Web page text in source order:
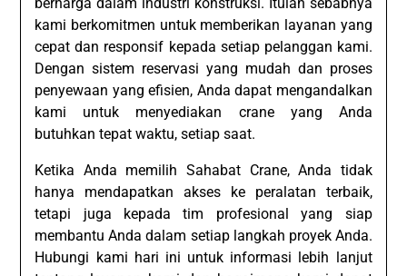
berharga dalam industri konstruksi. Itulah sebabnya
kami berkomitmen untuk memberikan layanan yang
cepat dan responsif kepada setiap pelanggan kami.
Dengan sistem reservasi yang mudah dan proses
penyewaan yang efisien, Anda dapat mengandalkan
kami untuk menyediakan crane yang Anda
butuhkan tepat waktu, setiap saat.
Ketika Anda memilih Sahabat Crane, Anda tidak
hanya mendapatkan akses ke peralatan terbaik,
tetapi juga kepada tim profesional yang siap
membantu Anda dalam setiap langkah proyek Anda.
Hubungi kami hari ini untuk informasi lebih lanjut